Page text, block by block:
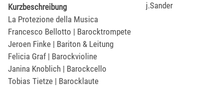
j.Sander
Kurzbeschreibung
La Protezione della Musica
Francesco Bellotto | Barocktrompete
Jeroen Finke | Bariton & Leitung
Felicia Graf | Barockvioline
Janina Knoblich | Barockcello
Tobias Tietze | Barocklaute